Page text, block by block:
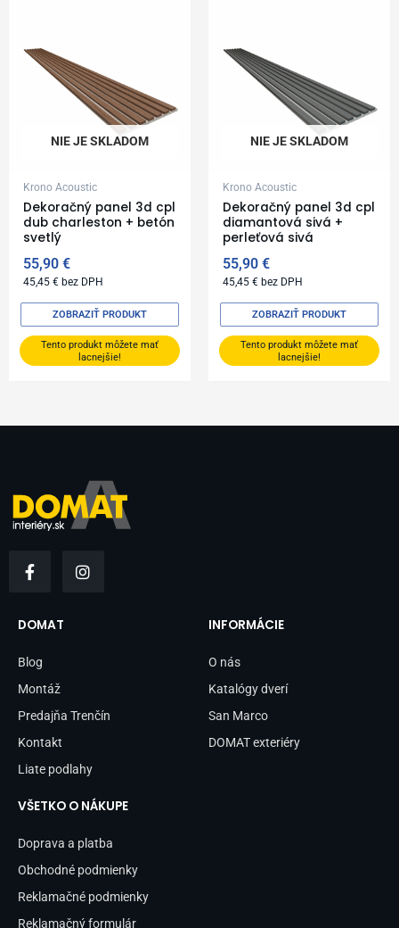
NIE JE SKLADOM
Krono Acoustic
Dekoračný panel 3d cpl
dub charleston + betón
svetlý
55,90€
45,45€ bez DPH
Tento produkt môžete mať
lacnejšie!
ZOBRAZIŤ PRODUKT
NIE JE SKLADOM
Krono Acoustic
Dekoračný panel 3d cpl
diamantová sivá +
perleťová sivá
55,90€
45,45€ bez DPH
Tento produkt môžete mať
lacnejšie!
ZOBRAZIŤ PRODUKT
a
b
o
k
-
n
DOMAT
Blog
Montáž
Predajňa Trenčín
Kontakt
Liate podlahy
INFORMÁCIE
O nás
Katalógy dverí
San Marco
DOMAT exteriéry
VŠETKO O NÁKUPE
Doprava a platba
Obchodné podmienky
Reklamačné podmienky
Reklamačný formulár